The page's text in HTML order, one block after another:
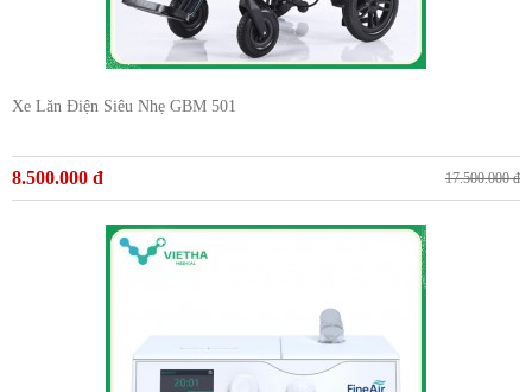
Xe Lăn Điện Siêu Nhẹ GBM 501
8.500.000 đ 17.500.000 đ